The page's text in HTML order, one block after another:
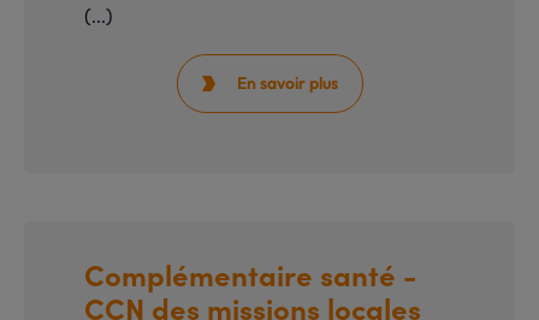
(...)
 En savoir plus
Complémentaire santé -
CCN des missions locales